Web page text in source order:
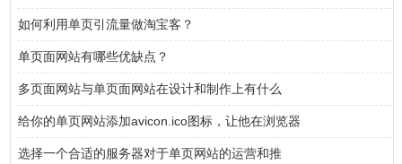
如何利用单页引流量做淘宝客？
单页面网站有哪些优缺点？
多页面网站与单页面网站在设计和制作上有什么
给你的单页网站添加avicon.ico图标，让他在浏览器
选择一个合适的服务器对于单页网站的运营和推